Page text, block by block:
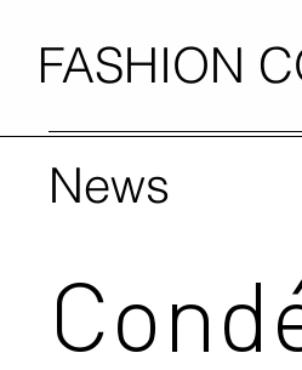
FASHION
News